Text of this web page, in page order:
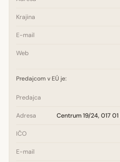
Krajina
E-mail
Web
Predajcom v EÚ je:
Predajca
Adresa Centrum 19/24, 017
IČO
E-mail